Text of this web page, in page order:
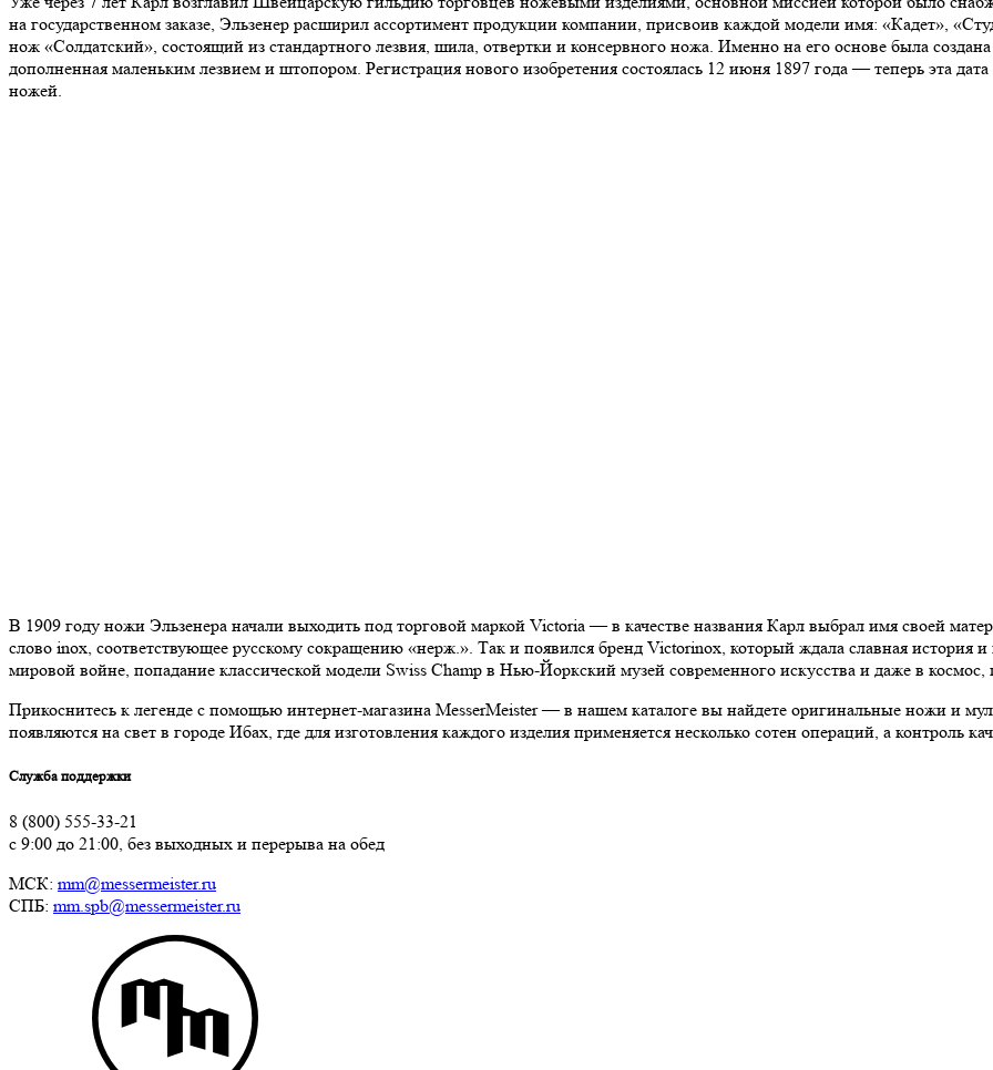
на государственном заказе, Эльзенер расширил ассортимент продукции компании, присвоив каждой модели имя: «Кадет»,
нож «Солдатский», состоящий из стандартного лезвия, шила, отвертки и консервного ножа. Именно на его основе была
дополненная маленьким лезвием и штопором. Регистрация нового изобретения состоялась 12 июня 1897 года — теперь эта
ножей.
В 1909 году ножи Эльзенера начали выходить под торговой маркой Victoria — в качестве названия Карл выбрал имя своей
слово inox, соответствующее русскому сокращению «нерж.». Так и появился бренд Victorinox, который ждала славная история
мировой войне, попадание классической модели Swiss Champ в Нью-Йоркский музей современного искусства и даже в космос,
Прикоснитесь к легенде с помощью интернет-магазина MesserMeister — в нашем каталоге вы найдете оригинальные ножи и
появляются на свет в городе Ибах, где для изготовления каждого изделия применяется несколько сотен операций, а контроль
Служба поддержки
8 (800) 555-33-21
с 9:00 до 21:00, без выходных и перерыва на обед
МСК: mm@messermeister.ru
СПБ: mm.spb@messermeister.ru